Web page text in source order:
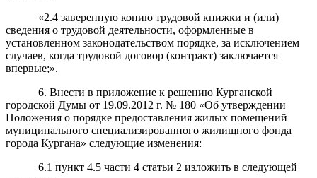
«2.4 заверенную копию трудовой книжки и (или)
сведения о трудовой деятельности, оформленные в
установленном законодательством порядке, за исключением
случаев, когда трудовой договор (контракт) заключается
впервые;».
6. Внести в приложение к решению Курганской
городской Думы от 19.09.2012 г. № 180 «Об утверждении
Положения о порядке предоставления жилых помещений
муниципального специализированного жилищного фонда
города Кургана» следующие изменения:
6.1 пункт 4.5 части 4 статьи 2 изложить в следующей